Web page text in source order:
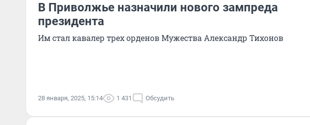
В Приволжье назначили нового зампреда
президента
Им стал кавалер трех орденов Мужества Александр Тихонов
28 января, 2025, 15:14 1 431 Обсудить